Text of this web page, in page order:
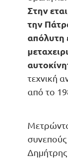
Στην
την
απόλυτη
τεχνική
από το